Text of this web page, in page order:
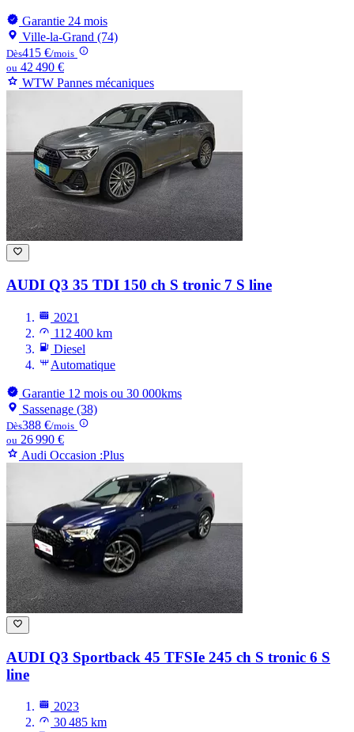
Garantie 24 mois
Ville-la-Grand (74)
Dès415 €/mois
ou 42 490 €
WTW Pannes mécaniques
AUDI Q3 35 TDI 150 ch S tronic 7 S line
2021
112 400 km
Diesel
Automatique
Garantie 12 mois ou 30 000kms
Sassenage (38)
Dès388 €/mois
ou 26 990 €
Audi Occasion :Plus
AUDI Q3 Sportback 45 TFSIe 245 ch S tronic 6 S
line
2023
30 485 km